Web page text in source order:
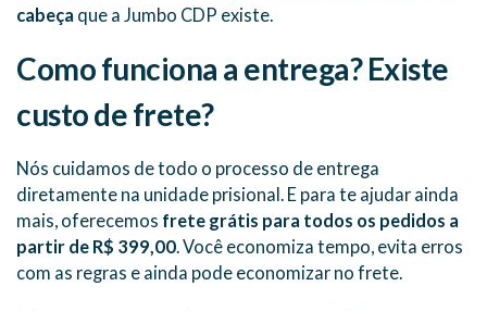
cabeça que a Jumbo CDP existe.
Como funciona a entrega? Existe
custo de frete?
Nós cuidamos de todo o processo de entrega
diretamente na unidade prisional. E para te ajudar ainda
mais, oferecemos frete grátis para todos os pedidos a
partir de R$ 399,00 . Você economiza tempo, evita erros
com as regras e ainda pode economizar no frete.